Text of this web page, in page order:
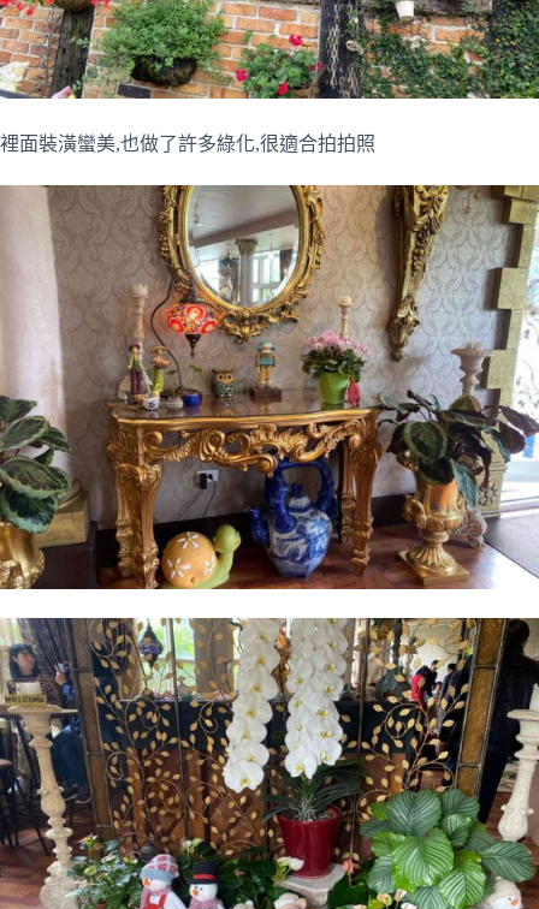
裡面裝潢蠻美,也做了許多綠化,很適合拍拍照